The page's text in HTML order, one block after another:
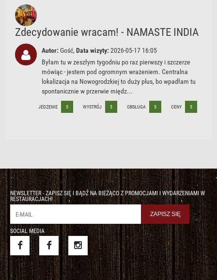
Zdecydowanie wracam! - NAMASTE INDIA
Autor: Gość,Data wizyty: 2026-05-17 16:05
Byłam tu w zeszłym tygodniu po raz pierwszy i szczerze
mówiąc - jestem pod ogromnym wrażeniem. Centralna
lokalizacja na Nowogrodzkiej to duży plus, bo wpadłam tu
spontanicznie w przerwie międz...
JEDZENIE 5 WYSTRÓJ 5 OBSŁUGA 5 CENY 5
NEWSLETTER - ZAPISZ SIĘ I BĄDŹ NA BIEŻĄCO Z PROMOCJAMI I WYDARZENIAMI W
RESTAURACJACH!
SOCIAL MEDIA